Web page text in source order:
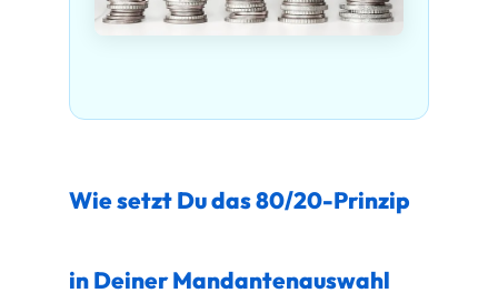
Wie setzt Du das 80/20-Prinzip
in Deiner Mandantenauswahl